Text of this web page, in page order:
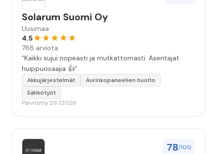
Solarum Suomi Oy
Uusimaa
4.5
788 arviota
“Kaikki sujui nopeasti ja mutkattomasti. Asentajat
huippuosaajia 👍”
Akkujärjestelmät
Aurinkopaneelien huolto
Sähkötyöt
Päivitetty 29.7.2026
78/100